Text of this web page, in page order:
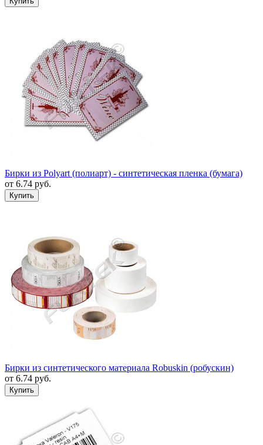
Бирки из Polyart (полиарт) - синтетическая пленка (бумага)
от 6.74 руб.
Бирки из синтетического материала Robuskin (робускин)
от 6.74 руб.